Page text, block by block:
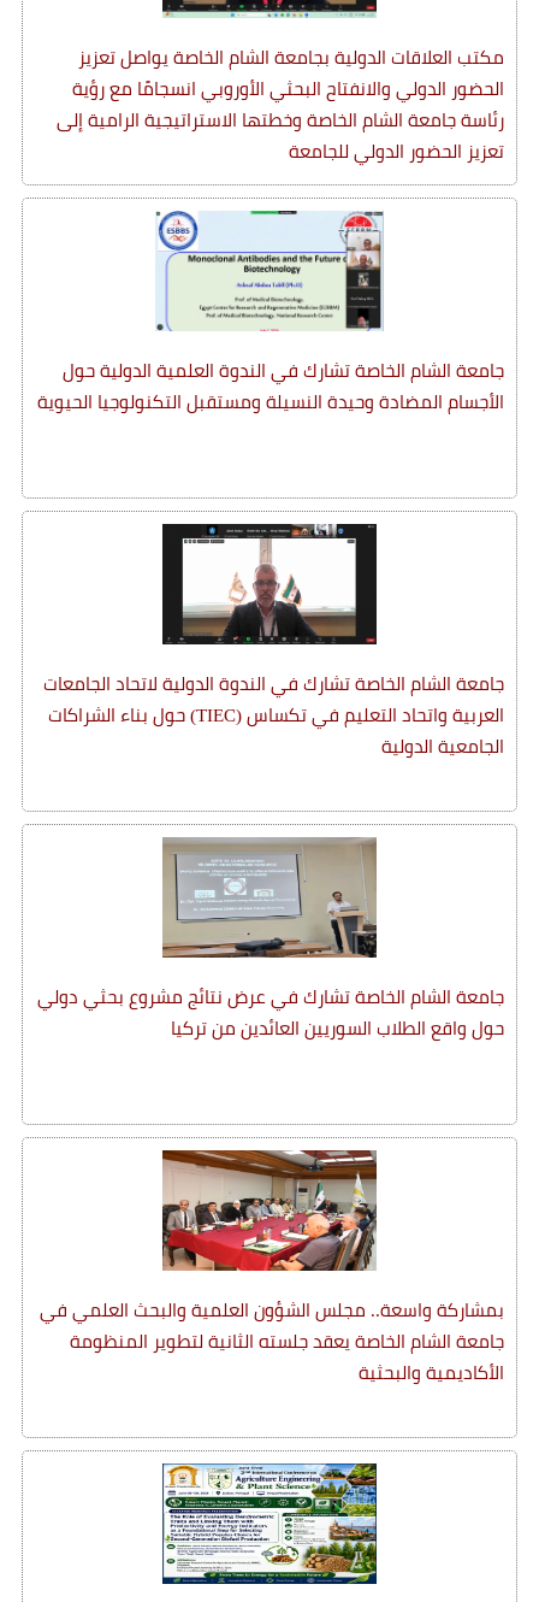
مكتب العلاقات الدولية بجامعة الشام الخاصة يواصل تعزيز
الحضور الدولي والانفتاح البحثي الأوروبي انسجامًا مع رؤية
رئاسة جامعة الشام الخاصة وخطتها الاستراتيجية الرامية إلى
تعزيز الحضور الدولي للجامعة
جامعة الشام الخاصة تشارك في الندوة العلمية الدولية حول
الأجسام المضادة وحيدة النسيلة ومستقبل التكنولوجيا الحيوية
جامعة الشام الخاصة تشارك في الندوة الدولية لاتحاد الجامعات
العربية واتحاد التعليم في تكساس (TIEC) حول بناء الشراكات
الجامعية الدولية
جامعة الشام الخاصة تشارك في عرض نتائج مشروع بحثي دولي
حول واقع الطلاب السوريين العائدين من تركيا
بمشاركة واسعة.. مجلس الشؤون العلمية والبحث العلمي في
جامعة الشام الخاصة يعقد جلسته الثانية لتطوير المنظومة
الأكاديمية والبحثية